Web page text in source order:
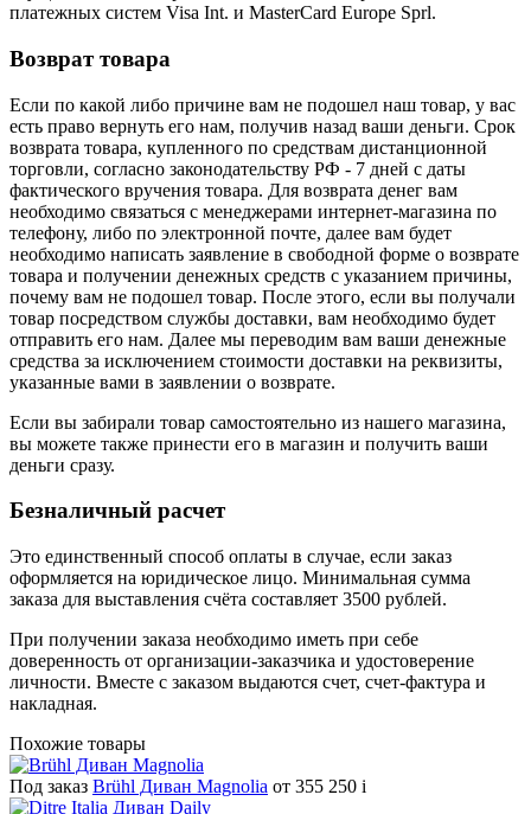
платежных систем Visa Int. и MasterCard Europe Sprl.
Возврат товара
Если по какой либо причине вам не подошел наш товар, у вас
есть право вернуть его нам, получив назад ваши деньги. Срок
возврата товара, купленного по средствам дистанционной
торговли, согласно законодательству РФ - 7 дней с даты
фактического вручения товара. Для возврата денег вам
необходимо связаться с менеджерами интернет-магазина по
телефону, либо по электронной почте, далее вам будет
необходимо написать заявление в свободной форме о возврате
товара и получении денежных средств с указанием причины,
почему вам не подошел товар. После этого, если вы получали
товар посредством службы доставки, вам необходимо будет
отправить его нам. Далее мы переводим вам ваши денежные
средства за исключением стоимости доставки на реквизиты,
указанные вами в заявлении о возврате.
Если вы забирали товар самостоятельно из нашего магазина,
вы можете также принести его в магазин и получить ваши
деньги сразу.
Безналичный расчет
Это единственный способ оплаты в случае, если заказ
оформляется на юридическое лицо. Минимальная сумма
заказа для выставления счёта составляет 3500 рублей.
При получении заказа необходимо иметь при себе
доверенность от организации-заказчика и удостоверение
личности. Вместе с заказом выдаются счет, счет-фактура и
накладная.
Похожие товары
Под заказ Brühl Диван Magnolia от 355 250 i